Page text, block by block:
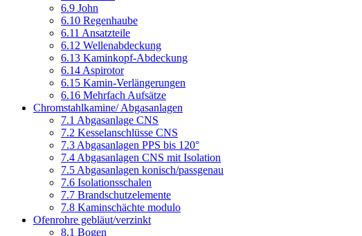
6.9 John
6.10 Regenhaube
6.11 Ansatzteile
6.12 Wellenabdeckung
6.13 Kaminkopf-Abdeckung
6.14 Aspirotor
6.15 Kamin-Verlängerungen
6.16 Mehrfach Aufsätze
Chromstahlkamine/ Abgasanlagen
7.1 Abgasanlage CNS
7.2 Kesselanschlüsse CNS
7.3 Abgasanlagen PPS bis 120°
7.4 Abgasanlagen CNS mit Isolation
7.5 Abgasanlagen konisch/passgenau
7.6 Isolationsschalen
7.7 Brandschutzelemente
7.8 Kaminschächte modulo
Ofenrohre gebläut/verzinkt
8.1 Bogen